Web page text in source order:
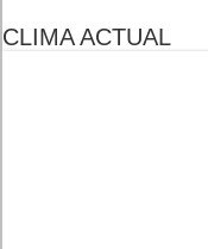
CLIMA ACTUAL